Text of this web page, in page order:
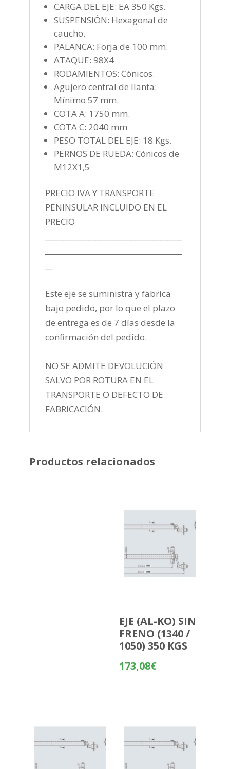
CARGA DEL EJE: EA 350 Kgs.
SUSPENSIÓN: Hexagonal de
caucho.
PALANCA: Forja de 100 mm.
ATAQUE: 98X4
RODAMIENTOS: Cónicos.
Agujero central de llanta:
Mínimo 57 mm.
COTA A: 1750 mm.
COTA C: 2040 mm
PESO TOTAL DEL EJE: 18 Kgs.
PERNOS DE RUEDA: Cónicos de
M12X1,5
PRECIO IVA Y TRANSPORTE
PENINSULAR INCLUIDO EN EL
PRECIO
Este eje se suministra y fabríca
bajo pedido, por lo que el plazo
de entrega es de 7 días desde la
confirmación del pedido.
NO SE ADMITE DEVOLUCIÓN
SALVO POR ROTURA EN EL
TRANSPORTE O DEFECTO DE
FABRICACIÓN.
Productos relacionados
EJE (AL-KO) SIN
FRENO (1340 /
1050) 350 KGS
173,08€